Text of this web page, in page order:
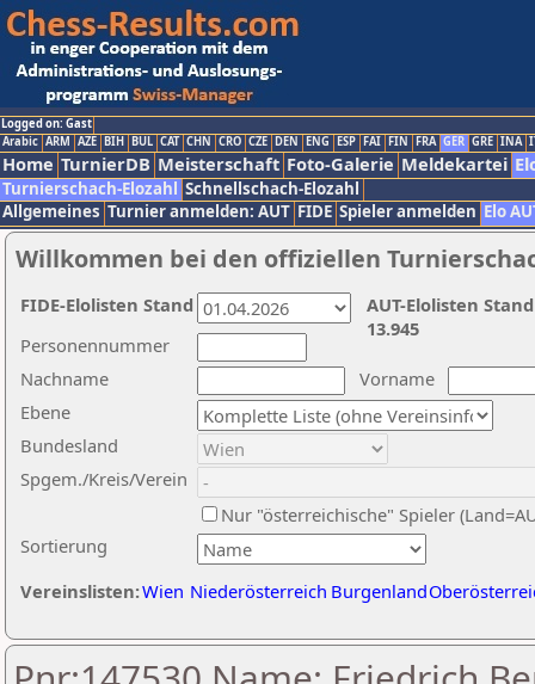
Logged on: Gast
Arabic ARM AZE BIH BUL CAT CHN CRO CZE DEN ENG ESP FAI FIN FRA GER GRE INA
Home TurnierDB Meisterschaft Foto-Galerie Meldekartei
Turnierschach-Elozahl Schnellschach-Elozahl
Allgemeines Turnier anmelden: AUT FIDE Spieler anmelden Elo
Willkommen bei den offiziellen
Nachname
Vorname
Ebene
Sortierung
Personennummer
Bundesland
Spgem./Kreis/Verein
Nur "österreichische" Spieler
Vereinslisten:Wien Niederösterreich Burgenland
AUT-Elolisten
13.945
FIDE-Elolisten Stand